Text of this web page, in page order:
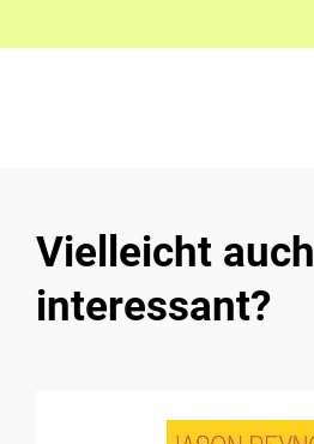
Vielleicht auch
interessant?